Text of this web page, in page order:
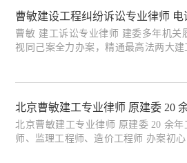
律与诉讼程序，诉讼实战经验丰富，工
量、工期、造价、施工合同、实际施
再
曹敏建设工程纠纷诉讼专业律师 电
曹敏 建工诉讼专业律师 建委多年机关
视同己案全力办案，精通最高法两大
实 正直诚信，受托必尽责，工程纠纷
北京曹敏建工专业律师 原建委 20
级建造师、监理工程师、造价工程
北京曹敏建工专业律师 原建委 20 余
师、监理工程师、造价工程师 办案初
作自己的案子全力以赴办理 专业功底